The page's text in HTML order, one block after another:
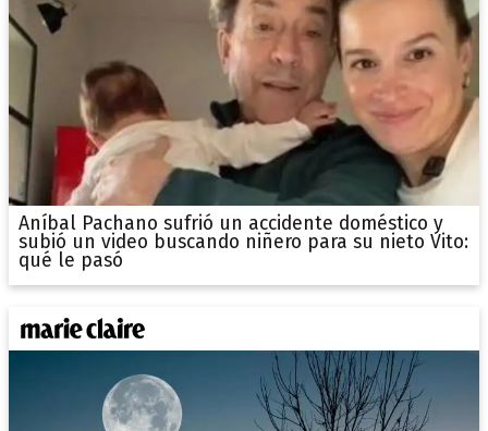
Aníbal Pachano sufrió un accidente doméstico y
subió un video buscando niñero para su nieto Vito:
qué le pasó